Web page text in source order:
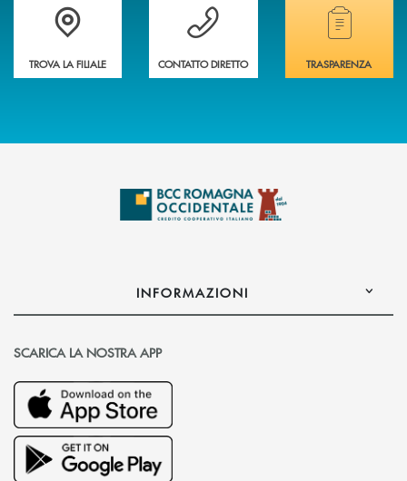
Accedi all' elenco completo delle filiali della banca.
TROVA LA FILIALE
Hai bisogno di assistenza immediata?
CONTATTO DIRETTO
Hai bisogno di
TRASPARENZA
INFORMAZIONI
SCARICA LA NOSTRA APP